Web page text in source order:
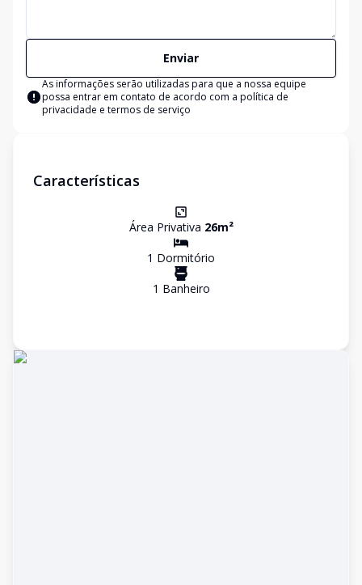
Enviar
As informações serão utilizadas para que a nossa equipe
possa entrar em contato de acordo com a política de
privacidade e termos de serviço
Características
Área Privativa 26m²
1 Dormitório
1 Banheiro